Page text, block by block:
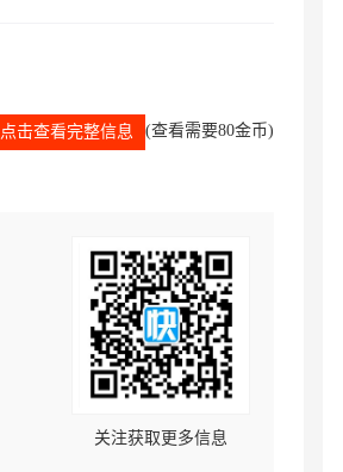
点击查看完整信息 (查看需要80金币)
关注获取更多信息